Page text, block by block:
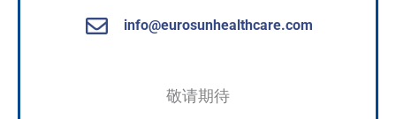
info@eurosunhealthcare.com
敬请期待